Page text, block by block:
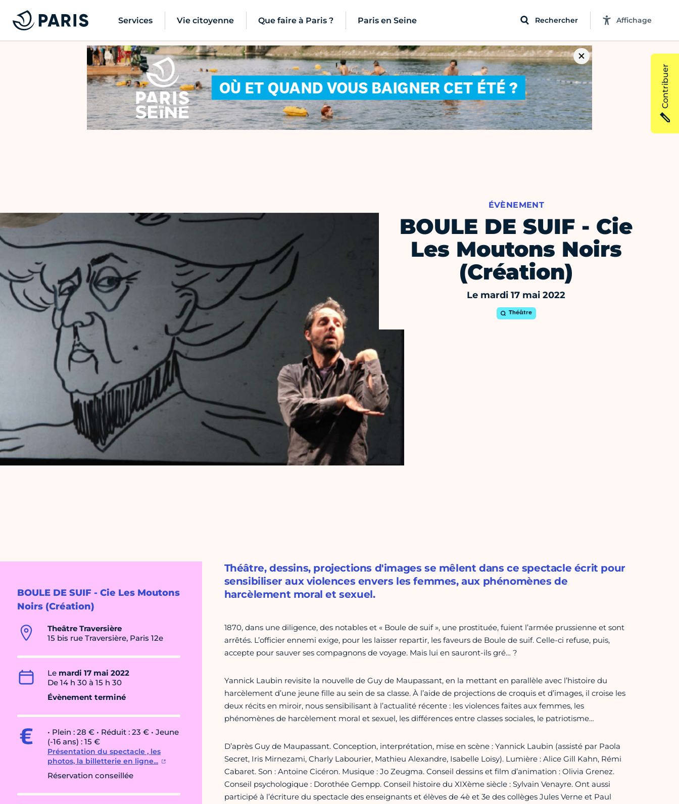
Services Vie citoyenne Que faire à Paris ? Paris en Seine Rechercher Affichage
ÉVÈNEMENT
BOULE DE SUIF - Cie
Les Moutons Noirs
(Création)
Le mardi 17 mai 2022
Théâtre
BOULE DE SUIF - Cie Les Moutons
Noirs (Création)
Theâtre Traversière
15 bis rue Traversière, Paris 12e
Le mardi 17 mai 2022
De 14 h 30 à 15 h 30
Évènement terminé
• Plein : 28 € • Réduit : 23 € • Jeune
(-16 ans) : 15 €
Présentation du spectacle , les
photos, la billetterie en ligne...
Réservation conseillée
Théâtre, dessins, projections d'images se mêlent dans ce spectacle écrit pour
sensibiliser aux violences envers les femmes, aux phénomènes de
harcèlement moral et sexuel.
1870, dans une diligence, des notables et « Boule de suif », une prostituée, fuient l’armée prussienne et sont
arrêtés. L’officier ennemi exige, pour les laisser repartir, les faveurs de Boule de suif. Celle-ci refuse, puis,
accepte pour sauver ses compagnons de voyage. Mais lui en sauront-ils gré… ?
Yannick Laubin revisite la nouvelle de Guy de Maupassant, en la mettant en parallèle avec l’histoire du
harcèlement d’une jeune fille au sein de sa classe. À l’aide de projections de croquis et d’images, il croise les
deux récits en miroir, nous sensibilisant à l’actualité récente : les violences faites aux femmes, les
phénomènes de harcèlement moral et sexuel, les différences entre classes sociales, le patriotisme…
D’après Guy de Maupassant. Conception, interprétation, mise en scène : Yannick Laubin (assisté par Paola
Secret, Iris Mirnezami, Charly Labourier, Mathieu Alexandre, Isabelle Loisy). Lumière : Alice Gill Kahn, Rémi
Cabaret. Son : Antoine Cicéron. Musique : Jo Zeugma. Conseil dessins et film d’animation : Olivia Grenez.
Conseil psychologique : Dorothée Gempp. Conseil histoire du XIXème siècle : Sylvain Venayre. Ont aussi
participé à l’écriture du spectacle des enseignants et élèves de 4è et 3e des collèges Jules Verne et Paul
Contribuer